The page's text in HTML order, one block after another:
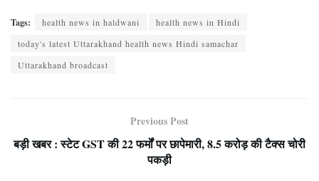
Tags: health news in haldwani
health news in Hindi
today's latest Uttarakhand health news Hindi samachar
Uttarakhand broadcast
Previous Post
बड़ी खबर : स्टेट GST की 22 फर्मों पर छापेमारी, 8.5 करोड़ की टैक्स चोरी
पकड़ी